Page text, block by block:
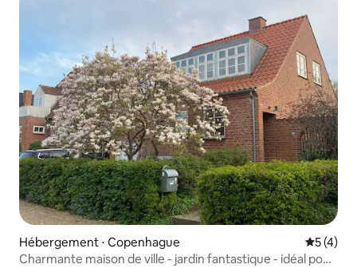
Hébergement ⋅ Copenhague
5 (4)
Charmante maison de ville - jardin fantastique - idéal pour